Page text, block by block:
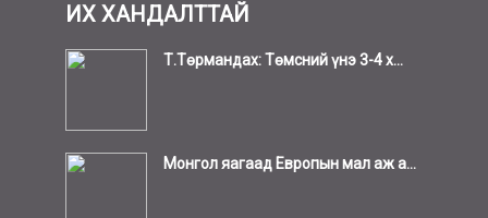
ИХ ХАНДАЛТТАЙ
Т.Төрмандах: Төмсний үнэ 3-4 х...
Монгол яагаад Европын мал аж а...